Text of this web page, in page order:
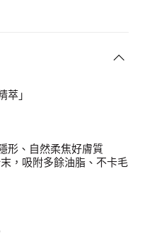
」
形、自然柔焦好膚質
，吸附多餘油脂、不卡毛